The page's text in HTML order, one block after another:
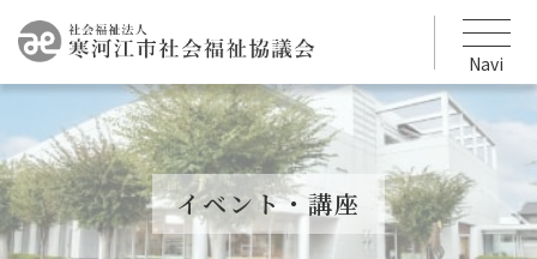
Navi
イベント・講座